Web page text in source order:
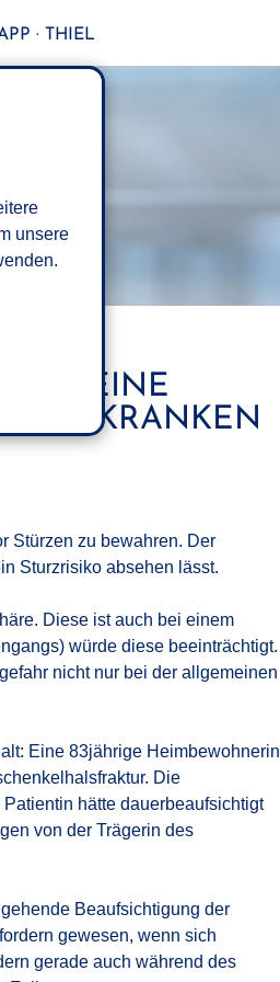
unsere
· THIEL
- KEINE
Stürzen zu bewahren. Der
Sturzrisiko absehen lässt.
Diese ist auch bei einem
würde diese beeinträchtigt.
nicht nur bei der allgemeinen
Eine 83jährige Heimbewohnerin
Die
hätte dauerbeaufsichtigt
von der Trägerin des
Beaufsichtigung der
gewesen, wenn sich
gerade auch während des